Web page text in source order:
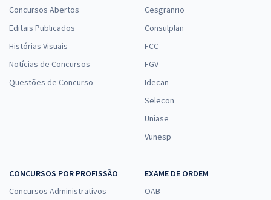
Concursos Abertos
Editais Publicados
Histórias Visuais
Notícias de Concursos
Questões de Concurso
Cesgranrio
Consulplan
FCC
FGV
Idecan
Selecon
Uniase
Vunesp
CONCURSOS POR PROFISSÃO
Concursos Administrativos
EXAME DE ORDEM
OAB